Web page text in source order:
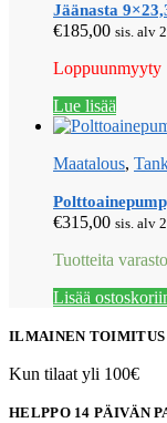
Jäänasta
€185,00 sis. alv
Loppuunmyyty
Lue lisää
Maatalous,
€315,00 sis. alv
Tuotteita
Lisää
ILMAINEN TOIMITUS
Kun tilaat yli 100€
HELPPO 14 PÄIVÄN